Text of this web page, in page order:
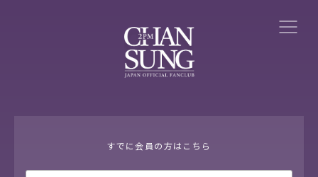
すでに会員の方はこちら